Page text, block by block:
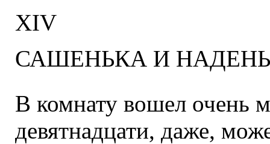
XIV
САШЕНЬКА И
В комнату вошел очень
девятнадцати, даже,